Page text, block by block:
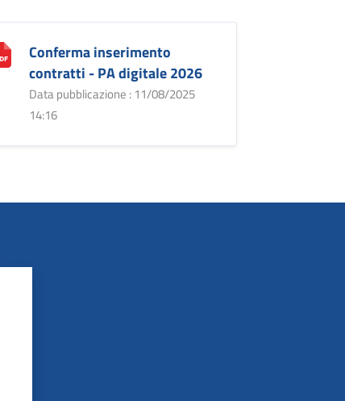
Conferma inserimento
contratti - PA digitale 2026
Data pubblicazione : 11/08/2025
14:16